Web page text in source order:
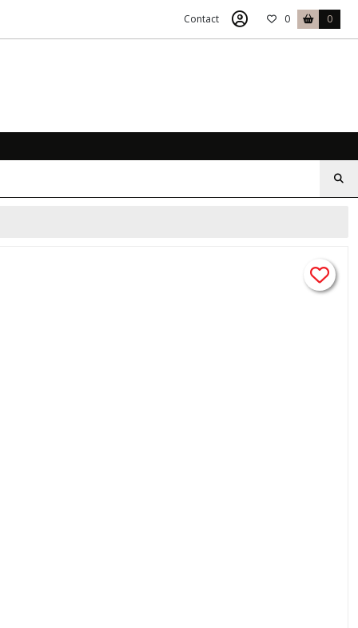
Contact 0 0